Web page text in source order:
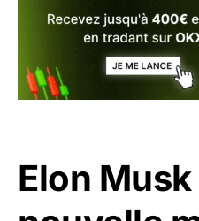
Elon